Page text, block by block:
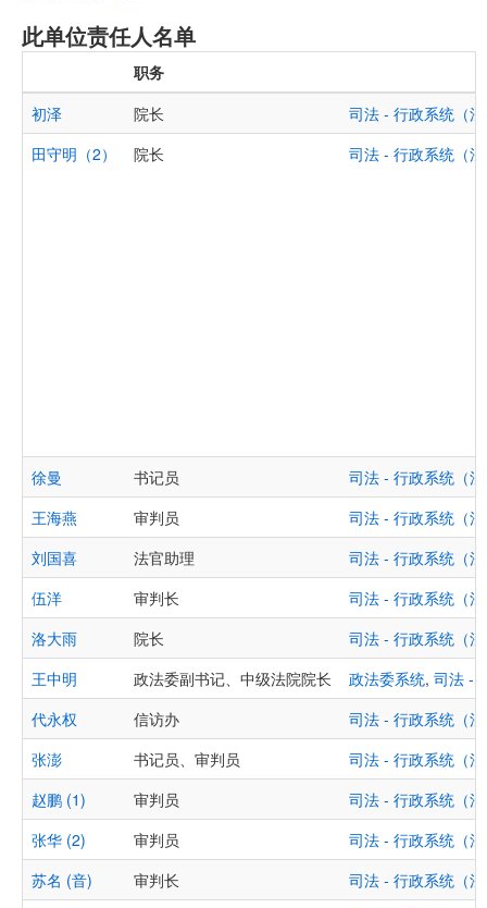
此单位责任人名单
职务
初泽
院长
司法 - 行政系统（
田守明（2）
院长 司法 - 行政系统（
徐曼 书记员
司法 - 行政系统（
王海燕
审判员
司法 - 行政系统（
刘国喜
法官助理
司法 - 行政系统（
伍洋
审判长
司法 - 行政系统（
洛大雨
院长
司法 - 行政系统（
王中明
政法委副书记、中级法院院长 政法委系统, 司法 -
代永权
信访办
司法 - 行政系统（
张澎
书记员、审判员
司法 - 行政系统（
赵鹏 (1)
审判员
司法 - 行政系统（
张华 (2)
审判员
司法 - 行政系统（
苏名 (音)
审判长
司法 - 行政系统（